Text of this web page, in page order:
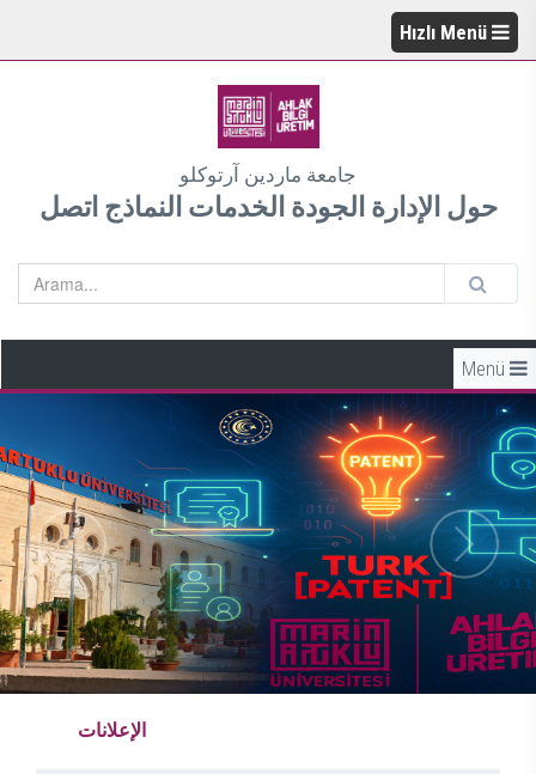
Hızlı Menü
جامعة ماردين آرتوكلو
حول الإدارة الجودة الخدمات النماذج اتصل
Menü
الإعلانات